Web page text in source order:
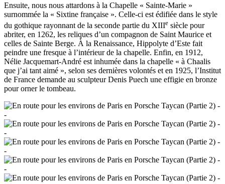
Ensuite, nous nous attardons à la Chapelle « Sainte-Marie »
surnommée la « Sixtine française ». Celle-ci est édifiée dans le style
du gothique rayonnant de la seconde partie du XIIIe siècle pour
abriter, en 1262, les reliques d’un compagnon de Saint Maurice et
celles de Sainte Berge. À la Renaissance, Hippolyte d’Este fait
peindre une fresque à l’intérieur de la chapelle. Enfin, en 1912,
Nélie Jacquemart-André est inhumée dans la chapelle « à Chaalis
que j’ai tant aimé », selon ses dernières volontés et en 1925, l’Institut
de France demande au sculpteur Denis Puech une effigie en bronze
pour orner le tombeau.